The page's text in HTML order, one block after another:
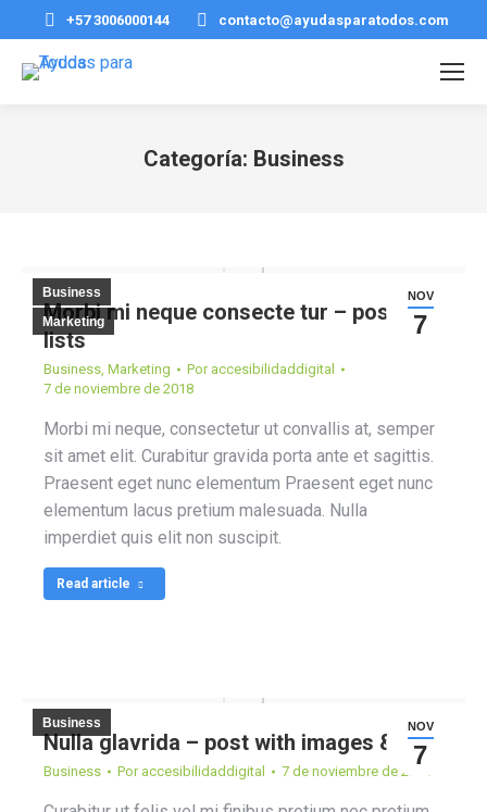
+57 3006000144 contacto@ayudasparatodos.com
Categoría: Business
NOV
7
Business
Marketing
Morbi mi neque consecte tur – post with
lists
Business, Marketing Por accesibilidaddigital
7 de noviembre de 2018
Morbi mi neque, consectetur ut convallis at, semper
sit amet elit. Curabitur gravida porta ante et sagittis.
Praesent eget nunc elementum Praesent eget nunc
elementum lacus pretium malesuada. Nulla
imperdiet quis elit non suscipit.
Read article
NOV
7
Business
Nulla glavrida – post with images & text
Business Por accesibilidaddigital 7 de noviembre de 2018